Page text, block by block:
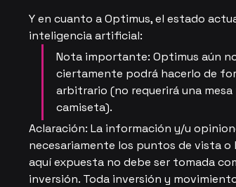
Y en cuanto a Optimus, el estado
inteligencia artificial:
Nota importante: Optimus aún
ciertamente podrá hacerlo de
arbitrario (no requerirá una
camiseta).
Aclaración: La información y/u
necesariamente los puntos de vista
aquí expuesta no debe ser tomada
inversión. Toda inversión y